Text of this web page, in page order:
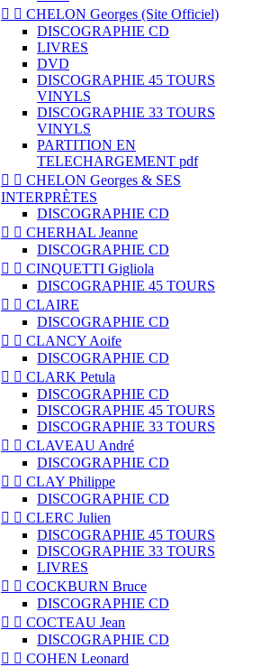
  CHELON Georges (Site Officiel)
DISCOGRAPHIE CD
LIVRES
DVD
DISCOGRAPHIE 45 TOURS
VINYLS
DISCOGRAPHIE 33 TOURS
VINYLS
PARTITION EN
TELECHARGEMENT pdf
  CHELON Georges & SES
INTERPRÈTES
DISCOGRAPHIE CD
  CHERHAL Jeanne
DISCOGRAPHIE CD
  CINQUETTI Gigliola
DISCOGRAPHIE 45 TOURS
  CLAIRE
DISCOGRAPHIE CD
  CLANCY Aoife
DISCOGRAPHIE CD
  CLARK Petula
DISCOGRAPHIE CD
DISCOGRAPHIE 45 TOURS
DISCOGRAPHIE 33 TOURS
  CLAVEAU André
DISCOGRAPHIE CD
  CLAY Philippe
DISCOGRAPHIE CD
  CLERC Julien
DISCOGRAPHIE 45 TOURS
DISCOGRAPHIE 33 TOURS
LIVRES
  COCKBURN Bruce
DISCOGRAPHIE CD
  COCTEAU Jean
DISCOGRAPHIE CD
  COHEN Leonard